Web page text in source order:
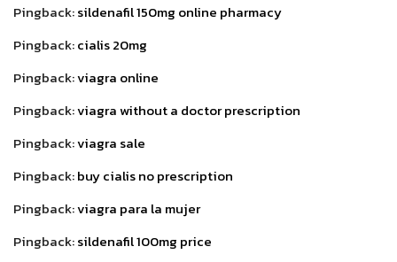
Pingback:sildenafil 150mg online pharmacy
Pingback:cialis 20mg
Pingback:viagra online
Pingback:viagra without a doctor prescription
Pingback:viagra sale
Pingback:buy cialis no prescription
Pingback:viagra para la mujer
Pingback:sildenafil 100mg price